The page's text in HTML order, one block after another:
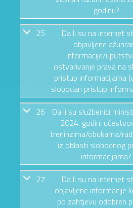
godinu?
25
Da li su na internet
objavljene
informacije/
ostvarivanje prava na
pristup informacijama
slobodan pristup
26
Da li su službenici
2024. godini
treninzima/obukama/
iz oblasti slobodnog
informacijama?
27
Da li su na internet
objavljene informacije
po zahtjevu odobren